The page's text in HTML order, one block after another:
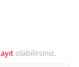
olabilirsiniz.